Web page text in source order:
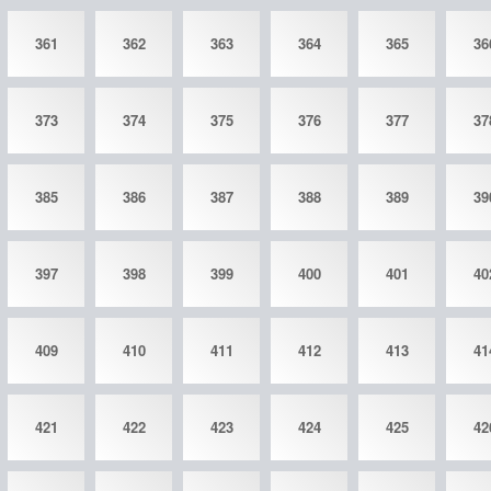
361 362 363 364 365
373 374 375 376 377
385 386 387 388 389
397 398 399 400 401
409 410 411 412 413
421 422 423 424 425